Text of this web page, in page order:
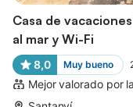
Casa de
al mar y Wi-Fi
8,0 Muy bueno
Mejor valorado por